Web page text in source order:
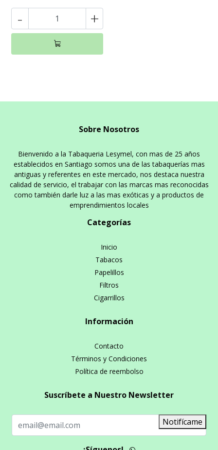
- +
Sobre Nosotros
Bienvenido a la Tabaqueria Lesymel, con mas de 25 años
establecidos en Santiago somos una de las tabaquerías mas
antiguas y referentes en este mercado, nos destaca nuestra
calidad de servicio, el trabajar con las marcas mas reconocidas
como también darle luz a las mas exóticas y a productos de
emprendimientos locales
Categorías
Inicio
Tabacos
Papelillos
Filtros
Cigarrillos
Información
Contacto
Términos y Condiciones
Política de reembolso
Suscríbete a Nuestro Newsletter
Notifícame